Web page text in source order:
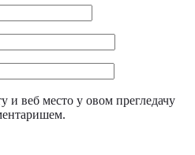
и веб место у овом прегледачу